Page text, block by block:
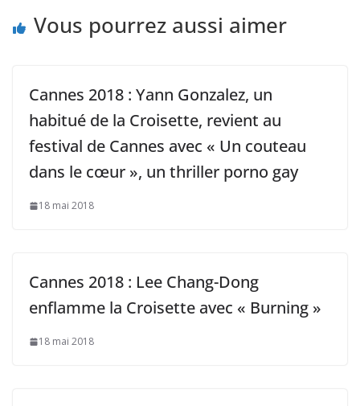
Vous pourrez aussi aimer
Cannes 2018 : Yann Gonzalez, un
habitué de la Croisette, revient au
festival de Cannes avec « Un couteau
dans le cœur », un thriller porno gay
18 mai 2018
Cannes 2018 : Lee Chang-Dong
enflamme la Croisette avec « Burning »
18 mai 2018